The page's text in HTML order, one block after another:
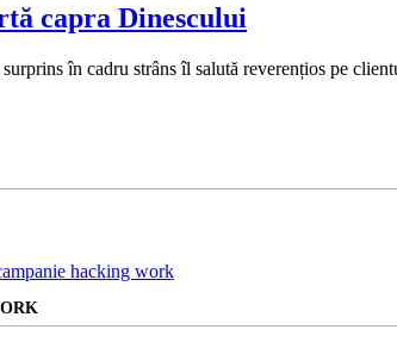
capra Dinescului
în cadru strâns îl salută reverențios pe